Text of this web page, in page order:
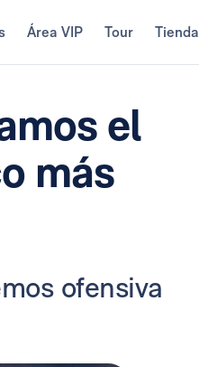
Área VIP Tour Tienda
el
más
ofensiva